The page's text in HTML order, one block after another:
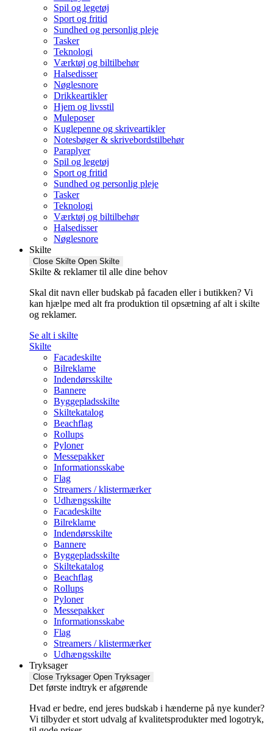
Spil og legetøj
Sport og fritid
Sundhed og personlig pleje
Tasker
Teknologi
Værktøj og biltilbehør
Halsedisser
Nøglesnore
Drikkeartikler
Hjem og livsstil
Muleposer
Kuglepenne og skriveartikler
Notesbøger & skrivebordstilbehør
Paraplyer
Spil og legetøj
Sport og fritid
Sundhed og personlig pleje
Tasker
Teknologi
Værktøj og biltilbehør
Halsedisser
Nøglesnore
Skilte
Close Skilte Open Skilte
Skilte & reklamer til alle dine behov
Skal dit navn eller budskab på facaden eller i butikken? Vi
kan hjælpe med alt fra produktion til opsætning af alt i skilte
og reklamer.
Se alt i skilte
Skilte
Facadeskilte
Bilreklame
Indendørsskilte
Bannere
Byggepladsskilte
Skiltekatalog
Beachflag
Rollups
Pyloner
Messepakker
Informationsskabe
Flag
Streamers / klistermærker
Udhængsskilte
Facadeskilte
Bilreklame
Indendørsskilte
Bannere
Byggepladsskilte
Skiltekatalog
Beachflag
Rollups
Pyloner
Messepakker
Informationsskabe
Flag
Streamers / klistermærker
Udhængsskilte
Tryksager
Close Tryksager Open Tryksager
Det første indtryk er afgørende
Hvad er bedre, end jeres budskab i hænderne på nye kunder?
Vi tilbyder et stort udvalg af kvalitetsprodukter med logotryk,